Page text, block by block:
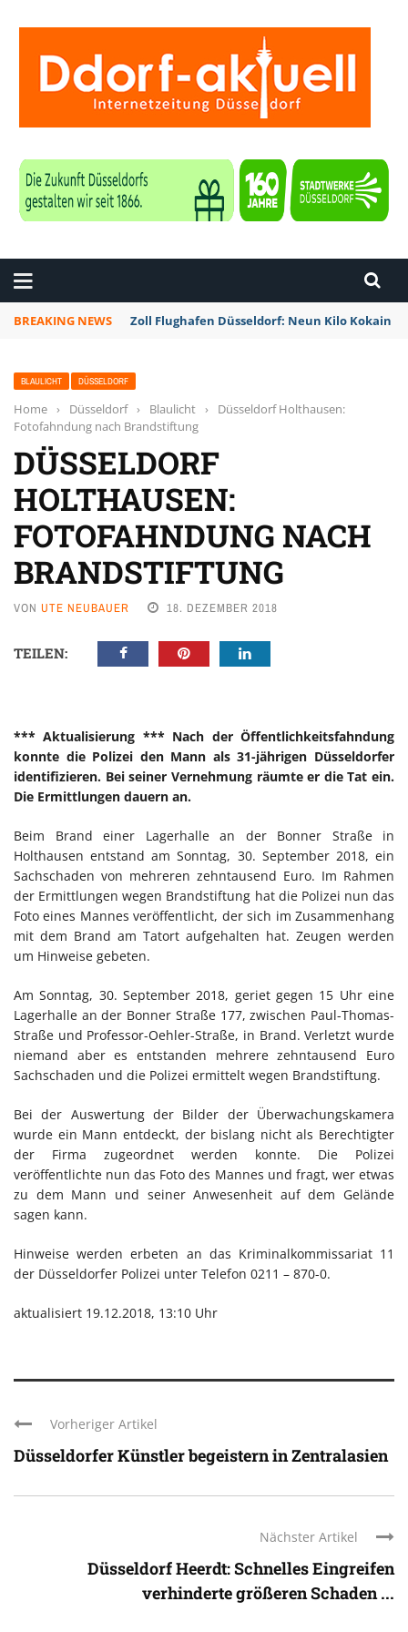
BREAKING NEWS Zoll Flughafen Düsseldorf: Neun Kilo Kokain
BLAULICHT DÜSSELDORF
Home › Düsseldorf › Blaulicht ›
Düsseldorf Holthausen:
Fotofahndung nach Brandstiftung
DÜSSELDORF
HOLTHAUSEN:
FOTOFAHNDUNG NACH
BRANDSTIFTUNG
VON UTE NEUBAUER 18. DEZEMBER 2018
TEILEN:
*** Aktualisierung *** Nach der Öffentlichkeitsfahndung
konnte die Polizei den Mann als 31-jährigen Düsseldorfer
identifizieren. Bei seiner Vernehmung räumte er die Tat ein.
Die Ermittlungen dauern an.
Beim Brand einer Lagerhalle an der Bonner Straße in
Holthausen entstand am Sonntag, 30. September 2018, ein
Sachschaden von mehreren zehntausend Euro. Im Rahmen
der Ermittlungen wegen Brandstiftung hat die Polizei nun das
Foto eines Mannes veröffentlicht, der sich im Zusammenhang
mit dem Brand am Tatort aufgehalten hat. Zeugen werden
um Hinweise gebeten.
Am Sonntag, 30. September 2018, geriet gegen 15 Uhr eine
Lagerhalle an der Bonner Straße 177, zwischen Paul-Thomas-
Straße und Professor-Oehler-Straße, in Brand. Verletzt wurde
niemand aber es entstanden mehrere zehntausend Euro
Sachschaden und die Polizei ermittelt wegen Brandstiftung.
Bei der Auswertung der Bilder der Überwachungskamera
wurde ein Mann entdeckt, der bislang nicht als Berechtigter
der Firma zugeordnet werden konnte. Die Polizei
veröffentlichte nun das Foto des Mannes und fragt, wer etwas
zu dem Mann und seiner Anwesenheit auf dem Gelände
sagen kann.
Hinweise werden erbeten an das Kriminalkommissariat 11
der Düsseldorfer Polizei unter Telefon 0211 – 870-0.
aktualisiert 19.12.2018, 13:10 Uhr
Vorheriger Artikel
Düsseldorfer Künstler begeistern in Zentralasien
Nächster Artikel
Düsseldorf Heerdt: Schnelles Eingreifen
verhinderte größeren Schaden ...